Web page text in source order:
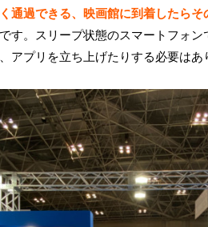
通過できる、映画館に到着したら
です。スリープ状態のスマートフォ
アプリを立ち上げたりする必要はあ